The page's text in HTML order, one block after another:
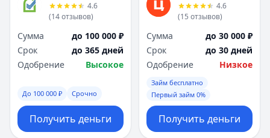
4.6
(14отзывов)
Сумма
до 100 000 ₽
Срок
до 365 дней
Одобрение
Высокое
До 100 000 ₽ Срочно
Получить деньги
4.6
(15 отзывов)
Сумма
до 30 000 ₽
Срок
до 30 дней
Одобрение
Низкое
Займ бесплатно
Первый займ 0%
Получить деньги